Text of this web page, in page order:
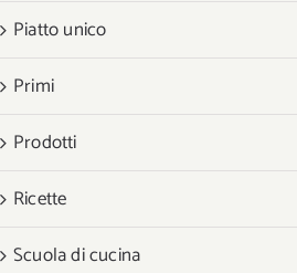
Piatto unico
Primi
Prodotti
Ricette
Scuola di cucina